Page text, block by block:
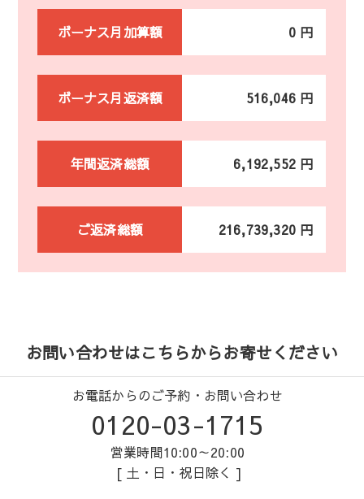
ボーナス月加算額 0 円
ボーナス月返済額 516,046 円
年間返済総額 6,192,552 円
ご返済総額 216,739,320 円
お問い合わせはこちらからお寄せください
お電話からのご予約・お問い合わせ
0120-03-1715
営業時間10:00～20:00
[ 土・日・祝日除く ]